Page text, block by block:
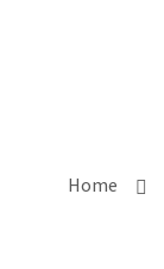
Home